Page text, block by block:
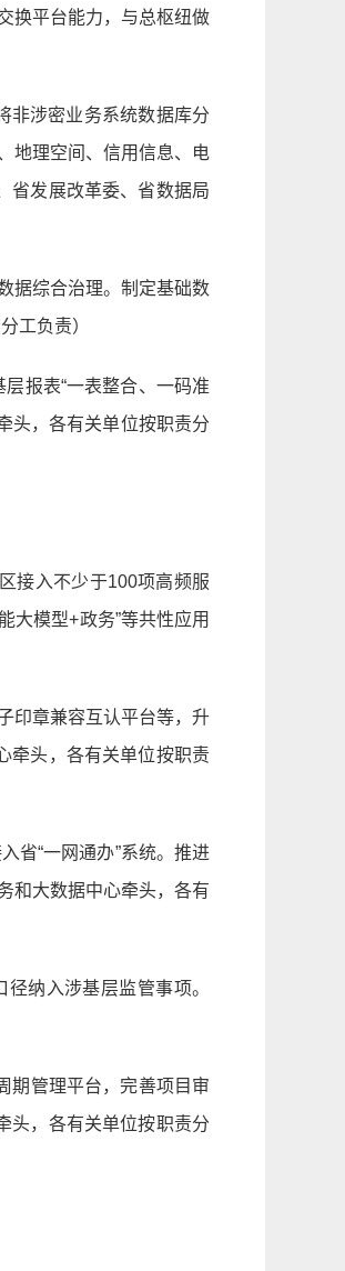
换平台能力，与总枢纽做
非涉密业务系统数据库分
地理空间、信用信息、电
省发展改革委、省数据局
据综合治理。制定基础数
工负责）
报表“一表整合、一码准
头，各有关单位按职责分
接入不少于100项高频服
大模型+政务”等共性应用
印章兼容互认平台等，升
牵头，各有关单位按职责
省“一网通办”系统。推进
和大数据中心牵头，各有
纳入涉基层监管事项。
期管理平台，完善项目审
头，各有关单位按职责分